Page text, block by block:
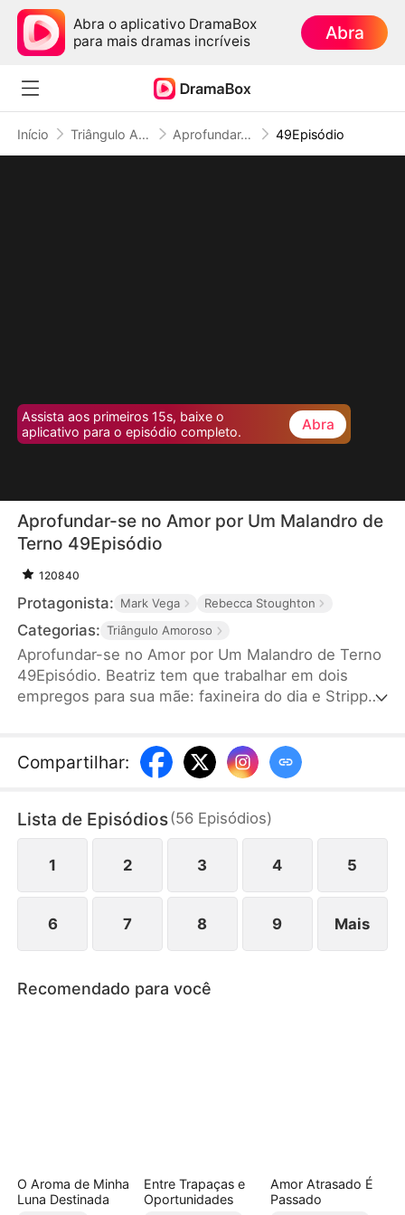
Abra o aplicativo DramaBox
para mais dramas incríveis
Abra
Início Triângulo Amoroso Aprofundar-se no Amor por Um Malandro de Terno 49Episódio
Assista aos primeiros 15s, baixe o
aplicativo para o episódio completo.
Abra
Aprofundar-se no Amor por Um Malandro de
Terno 49Episódio
120840
Protagonista: Mark Vega Rebecca Stoughton
Categorias: Triângulo Amoroso
Aprofundar-se no Amor por Um Malandro de Terno
49Episódio. Beatriz tem que trabalhar em dois
empregos para sua mãe: faxineira do dia e Stripper
recuperar seu "poder do homem". Toda mulher é
uma decepção, exceto Beatriz. Ele se apaixona por
Beatriz, Antônio, também está disposto a sacrificar
tudo por ela. A escolha tem que ser feita: Um
mafioso excessivamente dominador ou um
Compartilhar:
Lista de Episódios(56 Episódios)
1 2 3 4 5
6 7 8 9 Mais
Recomendado para você
O Aroma de Minha
Luna Destinada
Entre Trapaças e
Oportunidades
Amor Atrasado É
Passado